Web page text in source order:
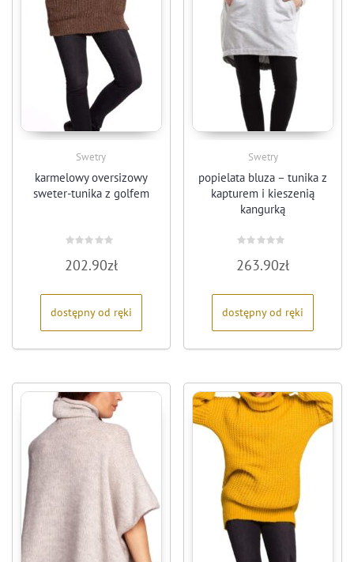
Swetry
karmelowy oversizowy
sweter-tunika z golfem
0
na
202.90zł
dostępny od ręki
Swetry
popielata bluza – tunika z
kapturem i kieszenią
kangurką
0
na
263.90zł
dostępny od ręki